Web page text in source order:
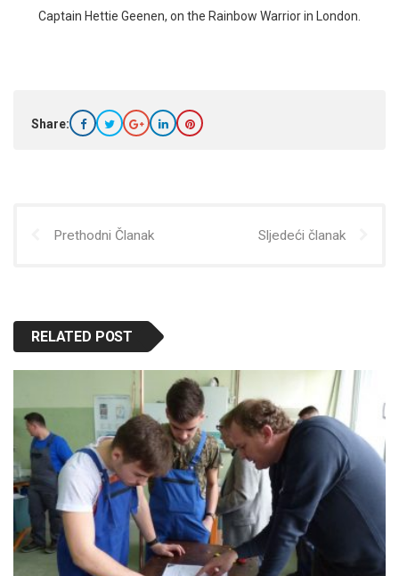
Captain Hettie Geenen, on the Rainbow Warrior in London.
Share:
Prethodni Članak Sljedeći članak
RELATED POST